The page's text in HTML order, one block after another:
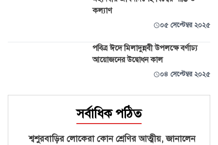
কল্যাণ
০৫ সেপ্টেম্বর ২০২৫
পবিত্র ঈদে মিলাদুন্নবী উপলক্ষে বর্ণাঢ্য
আয়োজনের উদ্বোধন কাল
০৪ সেপ্টেম্বর ২০২৫
সর্বাধিক পঠিত
শ্বশুরবাড়ির লোকেরা কোন শ্রেণির আত্মীয়, জানালেন